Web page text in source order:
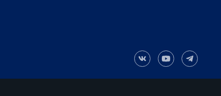
Наша
группа
ВКонтакте
Наш
канал
на
Наш
канал
в